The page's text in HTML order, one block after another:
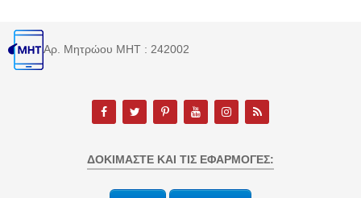
Αρ. Μητρώου MHT : 242002
ΔΟΚΙΜΆΣΤΕ ΚΑΙ ΤΙΣ ΕΦΑΡΜΟΓΈΣ: